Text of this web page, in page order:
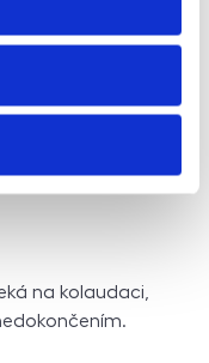
nemovitosti.
na kolaudaci,